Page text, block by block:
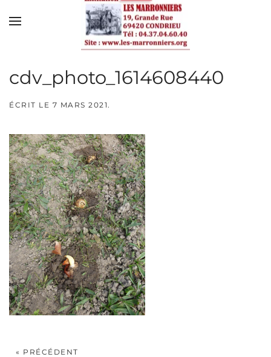
Skip to main content
cdv_photo_1614608440
ÉCRIT LE 7 MARS 2021.
« PRÉCÉDENT